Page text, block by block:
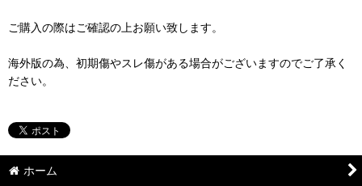
ご購入の際はご確認の上お願い致します。
海外版の為、初期傷やスレ傷がある場合がございますのでご了承く
ださい。
ホーム